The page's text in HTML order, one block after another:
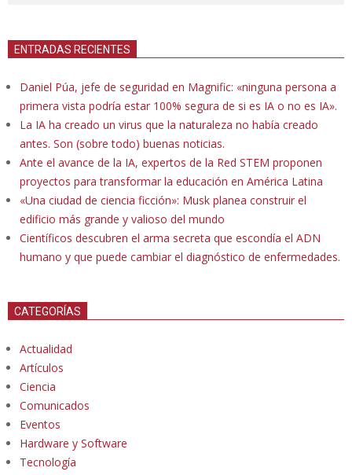
ENTRADAS RECIENTES
Daniel Púa, jefe de seguridad en Magnific: «ninguna persona a
primera vista podría estar 100% segura de si es IA o no es IA».
La IA ha creado un virus que la naturaleza no había creado
antes. Son (sobre todo) buenas noticias.
Ante el avance de la IA, expertos de la Red STEM proponen
proyectos para transformar la educación en América Latina
«Una ciudad de ciencia ficción»: Musk planea construir el
edificio más grande y valioso del mundo
Científicos descubren el arma secreta que escondía el ADN
humano y que puede cambiar el diagnóstico de enfermedades.
CATEGORÍAS
Actualidad
Artículos
Ciencia
Comunicados
Eventos
Hardware y Software
Tecnología